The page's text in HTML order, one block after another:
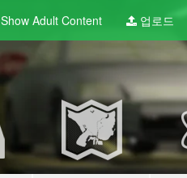
Show Adult Content 업로드